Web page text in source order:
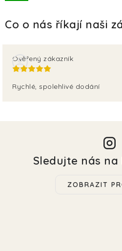
Ověřený zákazník
Rychlé, spolehlivé dodání
Sledujte nás
ZOBRAZIT